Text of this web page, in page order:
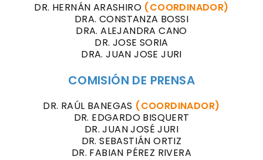
DR. HERNÁN ARASHIRO (COORDINADOR)
DRA. CONSTANZA BOSSI
DRA. ALEJANDRA CANO
DR. JOSE SORIA
DRA. JUAN JOSE JURI
COMISIÓN DE PRENSA
DR. RAÚL BANEGAS (COORDINADOR)
DR. EDGARDO BISQUERT
DR. JUAN JOSÉ JURI
DR. SEBASTIÁN ORTIZ
DR. FABIAN PÉREZ RIVERA